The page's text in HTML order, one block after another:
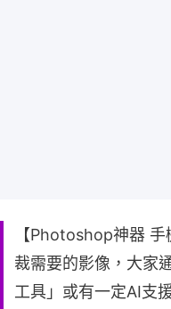
【Photoshop神器
裁需要的影像，大家
工具」或有一定AI支